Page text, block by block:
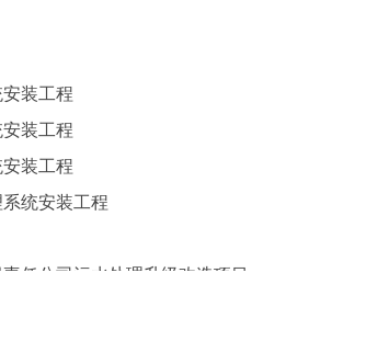
装工程
装工程
装工程
统安装工程
任公司污水处理升级改造项目